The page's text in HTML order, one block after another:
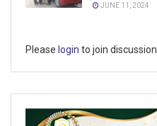
JUNE 11, 2024
Please login to join discussion